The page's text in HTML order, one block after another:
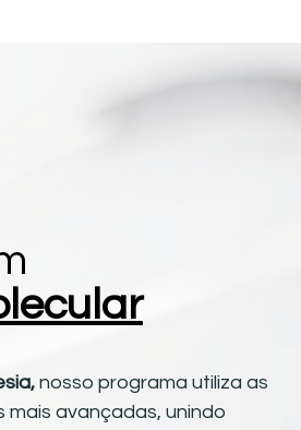
nosso programa utiliza as
avançadas, unindo